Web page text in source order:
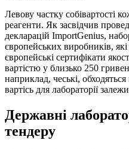
Левову частку собівартості
реагенти. Як засвідчив
декларацій ImportGenius,
європейських виробників,
європейські сертифікати
вартістю у близько 250
наприклад, чеські,
вартісь для лабораторії
Державні
тендеру